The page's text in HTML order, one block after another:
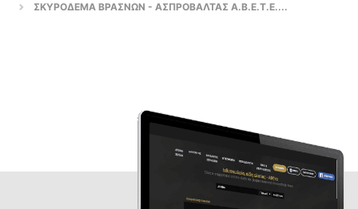
ΣΚΥΡΟΔΕΜΑ ΒΡΑΣΝΩΝ - ΑΣΠΡΟΒΑΛΤΑΣ Α.Β.Ε.Τ.Ε....